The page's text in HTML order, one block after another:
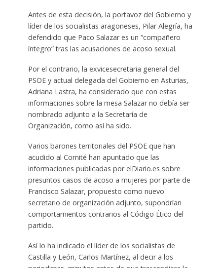
Antes de esta decisión, la portavoz del Gobierno y
líder de los socialistas aragoneses, Pilar Alegría, ha
defendido que Paco Salazar es un “compañero
íntegro” tras las acusaciones de acoso sexual.
Por el contrario, la exvicesecretaria general del
PSOE y actual delegada del Gobierno en Asturias,
Adriana Lastra, ha considerado que con estas
informaciones sobre la mesa Salazar no debía ser
nombrado adjunto a la Secretaría de
Organización, como así ha sido.
Varios barones territoriales del PSOE que han
acudido al Comité han apuntado que las
informaciones publicadas por elDiario.es sobre
presuntos casos de acoso a mujeres por parte de
Francisco Salazar, propuesto como nuevo
secretario de organización adjunto, supondrían
comportamientos contrarios al Código Ético del
partido.
Así lo ha indicado el líder de los socialistas de
Castilla y León, Carlos Martínez, al decir a los